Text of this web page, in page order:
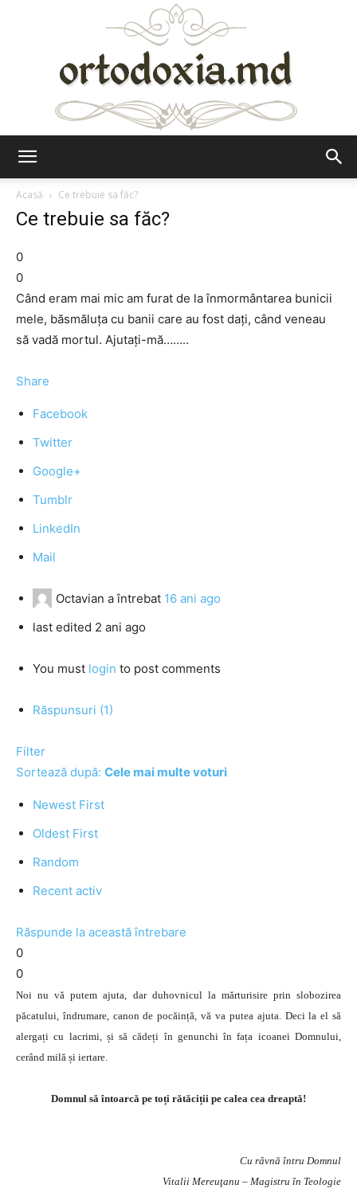
Acasă
Ce trebuie sa făc?
Ce trebuie sa făc?
0
0
Când eram mai mic am furat de la înmormântarea bunicii
mele, băsmăluţa cu banii care au fost daţi, când veneau
să vadă mortul. Ajutaţi-mă……..
Share
Facebook
Twitter
Google+
Tumblr
LinkedIn
Mail
Octavian a întrebat 16 ani ago
last edited 2 ani ago
You must login to post comments
Răspunsuri (1)
Filter
Sortează după: Cele mai multe voturi
Newest First
Oldest First
Random
Recent activ
Răspunde la această întrebare
0
0
Noi nu vă putem ajuta, dar duhovnicul la mărturisire prin slobozirea
păcatului, îndrumare, canon de pocăință, vă va putea ajuta. Deci la el să
alergați cu lacrimi, și să cădeți în genunchi în fața icoanei Domnului,
cerând milă și iertare.
Domnul să întoarcă pe toți rătăciții pe calea cea dreaptă!
Cu râvnă întru Domnul
Vitalii Mereuţanu – Magistru în Teologie